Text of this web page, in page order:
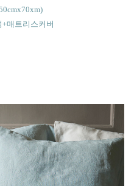
매트리스커버